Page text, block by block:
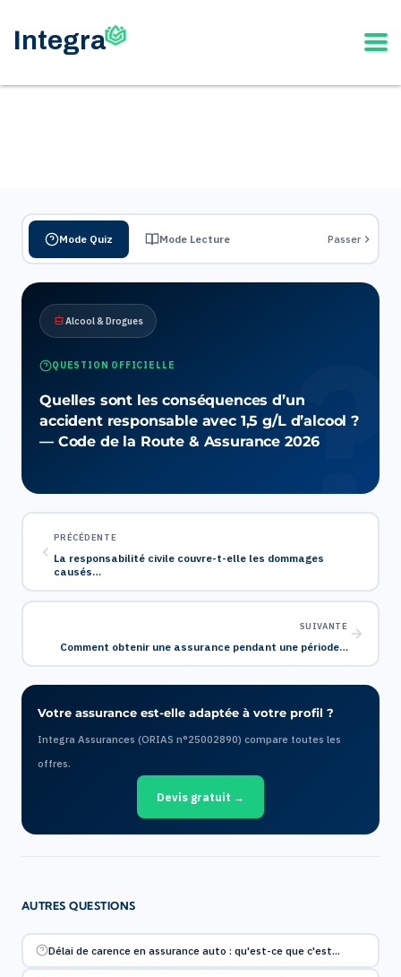
Mode Quiz Mode Lecture Passer
Alcool & Drogues
QUESTION OFFICIELLE
Quelles sont les conséquences d’un
accident responsable avec 1,5 g/L d’alcool ?
— Code de la Route & Assurance 2026
PRÉCÉDENTE
La responsabilité civile couvre-t-elle les dommages
causés…
SUIVANTE
Comment obtenir une assurance pendant une période…
Votre assurance est-elle adaptée à votre profil ?
Integra Assurances (ORIAS n°25002890) compare toutes les
offres.
Devis gratuit →
AUTRES QUESTIONS
Délai de carence en assurance auto : qu'est-ce que c'est…